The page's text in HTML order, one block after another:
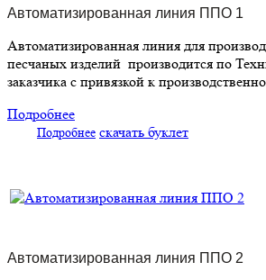
Автоматизированная линия ППО 1
Автоматизированная линия для
песчаных изделий производится по
заказчика с привязкой к
Подробнее
Подробнее скачать буклет
Автоматизированная линия ППО 2